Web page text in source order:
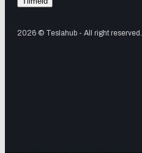
2026 © Teslahub - All right reserved.